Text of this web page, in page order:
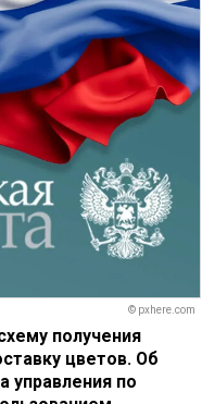
© pxhere.com
получения
цветов. Об
управления по